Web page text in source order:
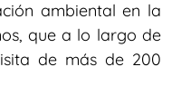
ambiental en la
que a lo largo de
de más de 200